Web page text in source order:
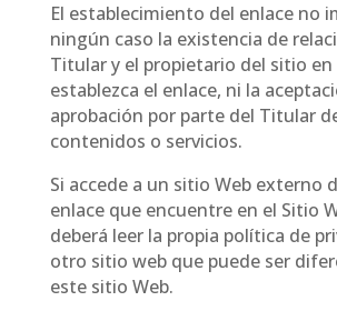
El establecimiento del enlace no
ningún caso la existencia de
Titular y el propietario del sitio en
establezca el enlace, ni la
aprobación por parte del Titular
contenidos o servicios.
Si accede a un sitio Web externo
enlace que encuentre en el Sitio
deberá leer la propia política de
otro sitio web que puede ser
este sitio Web.